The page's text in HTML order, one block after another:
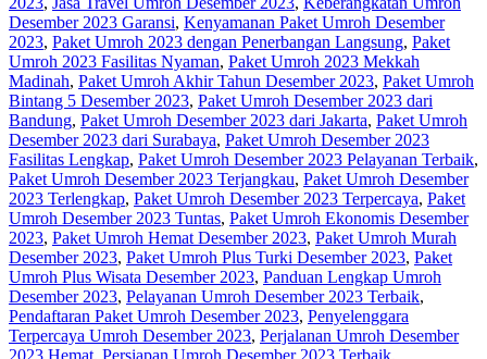
Desember 2023 Garansi, Kenyamanan Paket Umroh Desember
2023, Paket Umroh 2023 dengan Penerbangan Langsung, Paket
Umroh 2023 Fasilitas Nyaman, Paket Umroh 2023 Mekkah
Madinah, Paket Umroh Akhir Tahun Desember 2023, Paket Umroh
Bintang 5 Desember 2023, Paket Umroh Desember 2023 dari
Bandung, Paket Umroh Desember 2023 dari Jakarta, Paket Umroh
Desember 2023 dari Surabaya, Paket Umroh Desember 2023
Fasilitas Lengkap, Paket Umroh Desember 2023 Pelayanan Terbaik,
Paket Umroh Desember 2023 Terjangkau, Paket Umroh Desember
2023 Terlengkap, Paket Umroh Desember 2023 Terpercaya, Paket
Umroh Desember 2023 Tuntas, Paket Umroh Ekonomis Desember
2023, Paket Umroh Hemat Desember 2023, Paket Umroh Murah
Desember 2023, Paket Umroh Plus Turki Desember 2023, Paket
Umroh Plus Wisata Desember 2023, Panduan Lengkap Umroh
Desember 2023, Pelayanan Umroh Desember 2023 Terbaik,
Pendaftaran Paket Umroh Desember 2023, Penyelenggara
Terpercaya Umroh Desember 2023, Perjalanan Umroh Desember
2023 Hemat, Persiapan Umroh Desember 2023 Terbaik,